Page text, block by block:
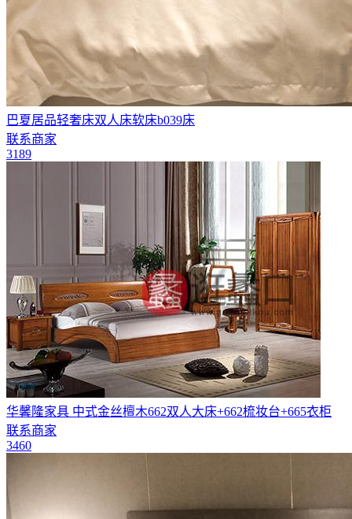
巴夏居品轻奢床双人床软床b039床
联系商家
3189
华馨隆家具 中式金丝檀木662双人大床+662梳妆台+665衣柜
联系商家
3460